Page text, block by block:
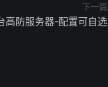
下一篇
高防服务器-配置可自选